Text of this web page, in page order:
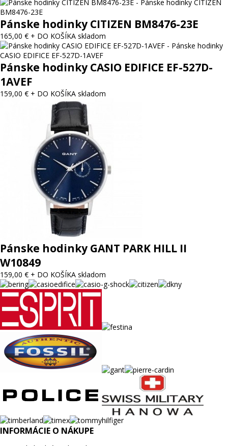
Pánske hodinky CITIZEN BM8476-23E
165,00 € + DO KOŠÍKA skladom
Pánske hodinky CASIO EDIFICE EF-527D-
1AVEF
159,00 € + DO KOŠÍKA skladom
Pánske hodinky GANT PARK HILL II
W10849
159,00 € + DO KOŠÍKA skladom
INFORMÁCIE O NÁKUPE